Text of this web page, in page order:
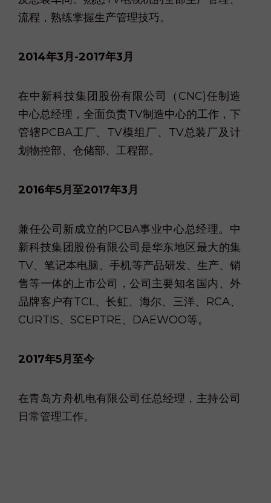
流程，熟练掌握生产管理技巧。
2014年3月-2017年3月
在中新科技集团股份有限公司（CNC)任制造
中心总经理，全面负责TV制造中心的工作，下
管辖PCBA工厂、TV模组厂、TV总装厂及计
划物控部、仓储部、工程部。
2016年5月至2017年3月
兼任公司新成立的PCBA事业中心总经理。中
新科技集团股份有限公司是华东地区最大的集
TV、笔记本电脑、手机等产品研发、生产、销
售等一体的上市公司，公司主要知名国内、外
品牌客户有TCL、长虹、海尔、三洋、RCA、
CURTIS、SCEPTRE、DAEWOO等。
2017年5月至今
在青岛方舟机电有限公司任总经理，主持公司
日常管理工作。